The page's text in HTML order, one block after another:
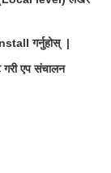
गर्नुहोस् |
एप संचालन